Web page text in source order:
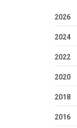
2026
2024
2022
2020
2018
2016